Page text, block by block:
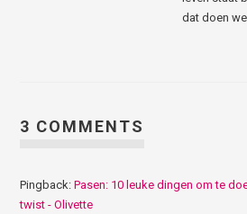
dat doen
3 COMMENTS
Pingback:Pasen: 10 leuke dingen om te
twist - Olivette